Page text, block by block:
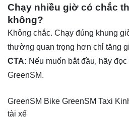
Chạy nhiều giờ có chắc
không?
Không chắc. Chạy đúng khung
thường quan trọng hơn chỉ tăng
CTA: Nếu muốn bắt đầu, hãy đọc
GreenSM.
GreenSM Bike GreenSM Taxi
tài xế